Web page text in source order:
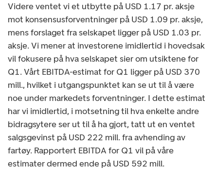
Videre ventet vi et utbytte på USD 1.17 pr. aksje
mot konsensusforventninger på USD 1.09 pr. aksje,
mens forslaget fra selskapet ligger på USD 1.03 pr.
aksje. Vi mener at investorene imidlertid i hovedsak
vil fokusere på hva selskapet sier om utsiktene for
Q1. Vårt EBITDA-estimat for Q1 ligger på USD 370
mill., hvilket i utgangspunktet kan se ut til å være
noe under markedets forventninger. I dette estimat
har vi imidlertid, i motsetning til hva enkelte andre
bidragsytere ser ut til å ha gjort, tatt ut en ventet
salgsgevinst på USD 222 mill. fra avhending av
fartøy. Rapportert EBITDA for Q1 vil på våre
estimater dermed ende på USD 592 mill.